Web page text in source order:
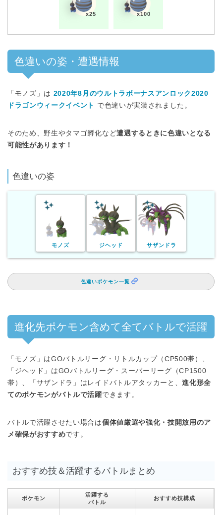
x25 x100
色違いの姿・遭遇情報
「モノズ」は 2020年8月のウルトラボーナスアンロック2020
ドラゴンウィークイベント で色違いが実装されました。
そのため、野生やタマゴ孵化など遭遇するときに色違いとなる
可能性があります！
色違いの姿
モノズ ジヘッド サザンドラ
色違いポケモン一覧
進化先ポケモン含めて全てバトルで活躍
「モノズ」はGOバトルリーグ・リトルカップ（CP500帯）、
「ジヘッド」はGOバトルリーグ・スーパーリーグ（CP1500
帯）、「サザンドラ」はレイドバトルアタッカーと、進化形全
てのポケモンがバトルで活躍できます。
バトルで活躍させたい場合は個体値厳選や強化・技開放用のア
メ確保がおすすめです。
おすすめ技＆活躍するバトルまとめ
ポケモン
活躍する
バトル
おすすめ技構成